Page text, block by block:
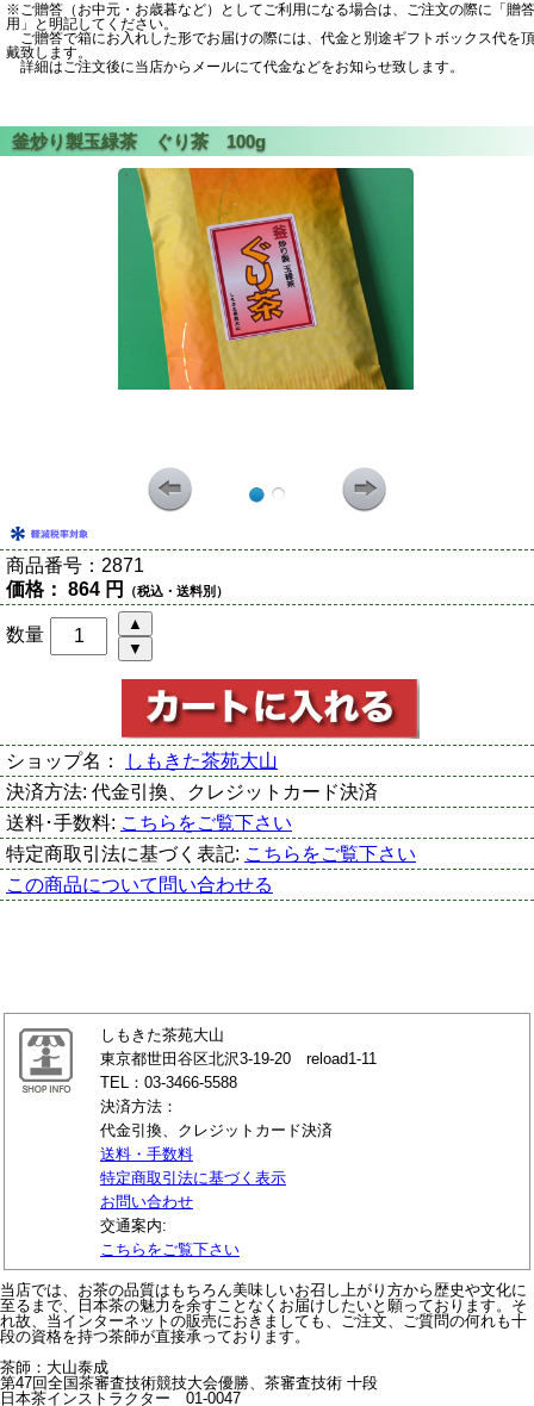
※ご贈答（お中元・お歳暮など）としてご利用になる場合は、ご注文の際に「贈答
用」と明記してください。
ご贈答で箱にお入れした形でお届けの際には、代金と別途ギフトボックス代を頂
戴致します。
詳細はご注文後に当店からメールにて代金などをお知らせ致します。
商品番号： 2871
価格： 864 円 （税込・送料別）
数量
ショップ名：
しもきた茶苑大山
決済方法: 代金引換、クレジットカード決済
送料･手数料: こちらをご覧下さい
特定商取引法に基づく表記: こちらをご覧下さい
この商品について問い合わせる
しもきた茶苑大山
東京都世田谷区北沢3-19-20 reload1-11
TEL：03-3466-5588
決済方法：
代金引換、クレジットカード決済
送料・手数料
特定商取引法に基づく表示
お問い合わせ
交通案内:
こちらをご覧下さい
当店では、お茶の品質はもちろん美味しいお召し上がり方から歴史や文化に
至るまで、日本茶の魅力を余すことなくお届けしたいと願っております。そ
れ故、当インターネットの販売におきましても、ご注文、ご質問の何れも十
段の資格を持つ茶師が直接承っております。
茶師：大山泰成
第47回全国茶審査技術競技大会優勝、茶審査技術 十段
日本茶インストラクター 01-0047